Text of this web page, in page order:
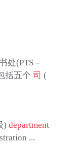
处(PTS –
括五个 司 (
) department
...